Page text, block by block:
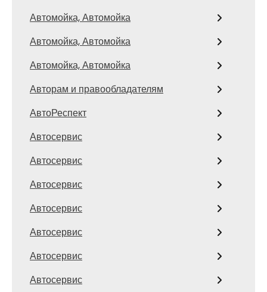
Автомойка, Автомойка
Автомойка, Автомойка
Автомойка, Автомойка
Авторам и правообладателям
АвтоРеспект
Автосервис
Автосервис
Автосервис
Автосервис
Автосервис
Автосервис
Автосервис